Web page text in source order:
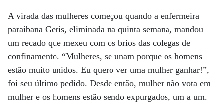
A virada das mulheres começou quando a enfermeira
paraibana Geris, eliminada na quinta semana, mandou
um recado que mexeu com os brios das colegas de
confinamento. “Mulheres, se unam porque os homens
estão muito unidos. Eu quero ver uma mulher ganhar!”,
foi seu último pedido. Desde então, mulher não vota em
mulher e os homens estão sendo expurgados, um a um.